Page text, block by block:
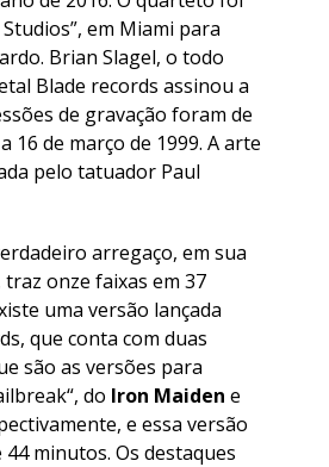
”, em Miami para
Brian Slagel, o todo
Blade records assinou a
de gravação foram de
16 de março de 1999. A arte
pelo tatuador Paul
arregaço, em sua
onze faixas em 37
uma versão lançada
que conta com duas
são as versões para
“, do Iron Maiden e
e essa versão
minutos. Os destaques